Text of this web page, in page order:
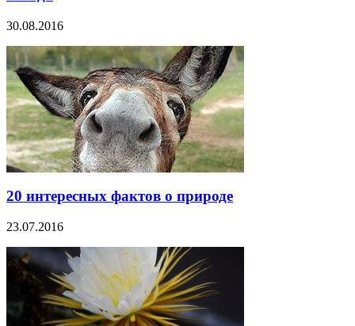
30.08.2016
20 интересных фактов о природе
23.07.2016